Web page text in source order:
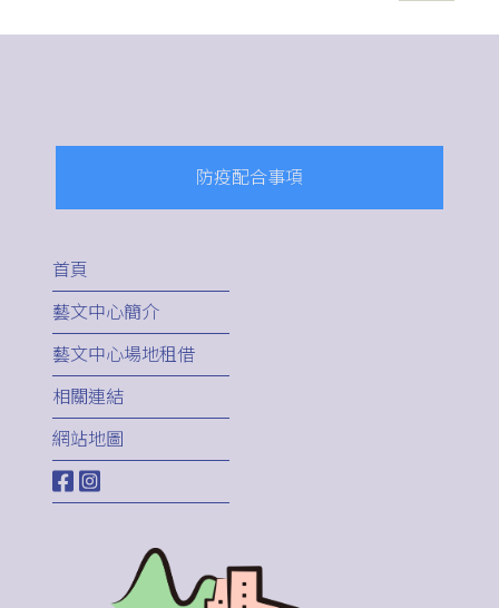
防疫配合事項
首頁
藝文中心簡介
藝文中心場地租借
相關連結
網站地圖